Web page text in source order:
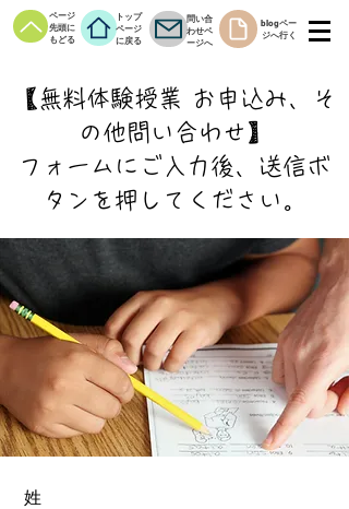
ページ
先頭に
もどる
トップ
ページ
に戻る
問い合
わせペ
ージへ
blogペー
ジへ行く
【無料体験授業 お申込み、そ
の他問い合わせ】
​フォームにご入力後、送信ボ
タンを押してください。
姓